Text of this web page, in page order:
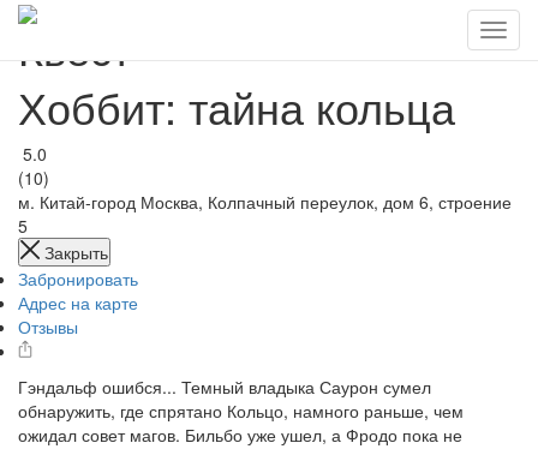
Квест
Хоббит: тайна кольца
5.0
(10)
м. Китай-город Москва, Колпачный переулок, дом 6, строение
5
Закрыть
Забронировать
Адрес на карте
Отзывы
Гэндальф ошибся... Темный владыка Саурон сумел
обнаружить, где спрятано Кольцо, намного раньше, чем
ожидал совет магов. Бильбо уже ушел, а Фродо пока не